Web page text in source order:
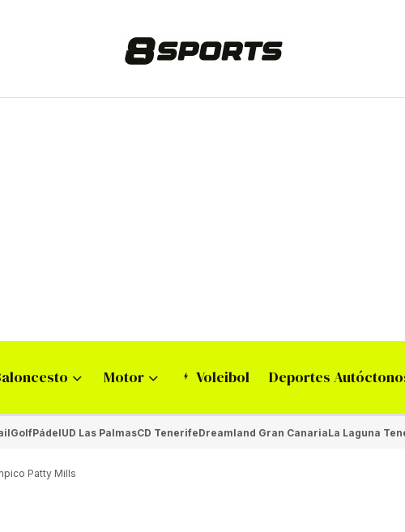
Motor Voleibol Deportes
GolfPádelUD Las PalmasCD TenerifeDreamland Gran CanariaLa Laguna
Patty Mills